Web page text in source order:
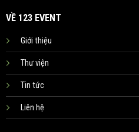
VỀ 123 EVENT
Giới thiệu
Thư viện
Tin tức
Liên hệ